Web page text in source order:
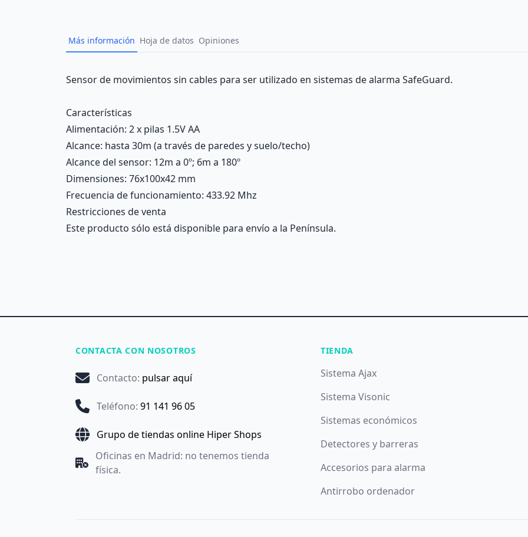
Más información Hoja de datos Opiniones
Description
Sensor de movimientos sin cables para ser utilizado en sistemas de alarma SafeGuard.
Características
Alimentación: 2 x pilas 1.5V AA
Alcance: hasta 30m (a través de paredes y suelo/techo)
Alcance del sensor: 12m a 0º; 6m a 180º
Dimensiones: 76x100x42 mm
Frecuencia de funcionamiento: 433.92 Mhz
Restricciones de venta
Este producto sólo está disponible para envío a la Península.
CONTACTA CON NOSOTROS
Contacto: pulsar aquí
Teléfono: 91 141 96 05
Grupo de tiendas online Hiper Shops
Oficinas en Madrid: no tenemos tienda
física.
TIENDA
Sistema Ajax
Sistema Visonic
Sistemas económicos
Detectores y barreras
Accesorios para alarma
Antirrobo ordenador